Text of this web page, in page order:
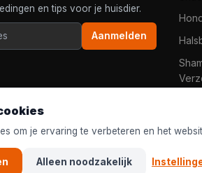
en tips voor je huisdier.
Aanmelden
| De online dierenwinkel voor iedereen in
om je ervaring te verbeteren en het
Alleen noodzakelijk